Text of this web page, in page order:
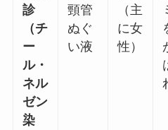
診
（チ
ー
ル・
ネル
ゼン
染
頸管
ぬぐ
い液
（主
に女
性）